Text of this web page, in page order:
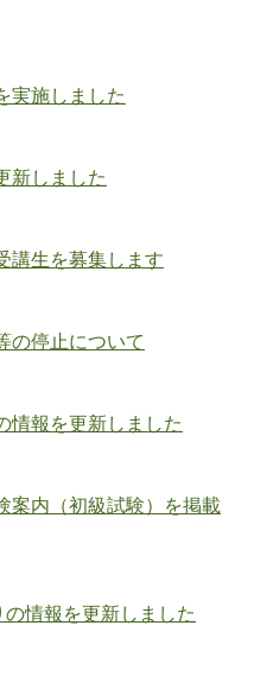
実施しました
新しました
講生を募集します
の停止について
情報を更新しました
案内（初級試験）を掲載
情報を更新しました